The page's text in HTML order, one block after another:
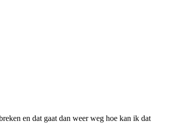
en dat gaat dan weer weg hoe kan ik dat